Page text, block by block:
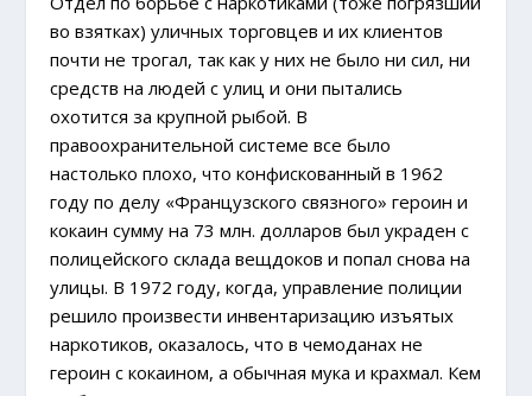
во взятках) уличных торговцев и их клиентов
почти не трогал, так как у них не было ни сил, ни
средств на людей с улиц и они пытались
охотится за крупной рыбой. В
правоохранительной системе все было
настолько плохо, что конфискованный в 1962
году по делу «Французского связного» героин и
кокаин сумму на 73 млн. долларов был украден с
полицейского склада вещдоков и попал снова на
улицы. В 1972 году, когда, управление полиции
решило произвести инвентаризацию изъятых
наркотиков, оказалось, что в чемоданах не
героин с кокаином, а обычная мука и крахмал. Кем